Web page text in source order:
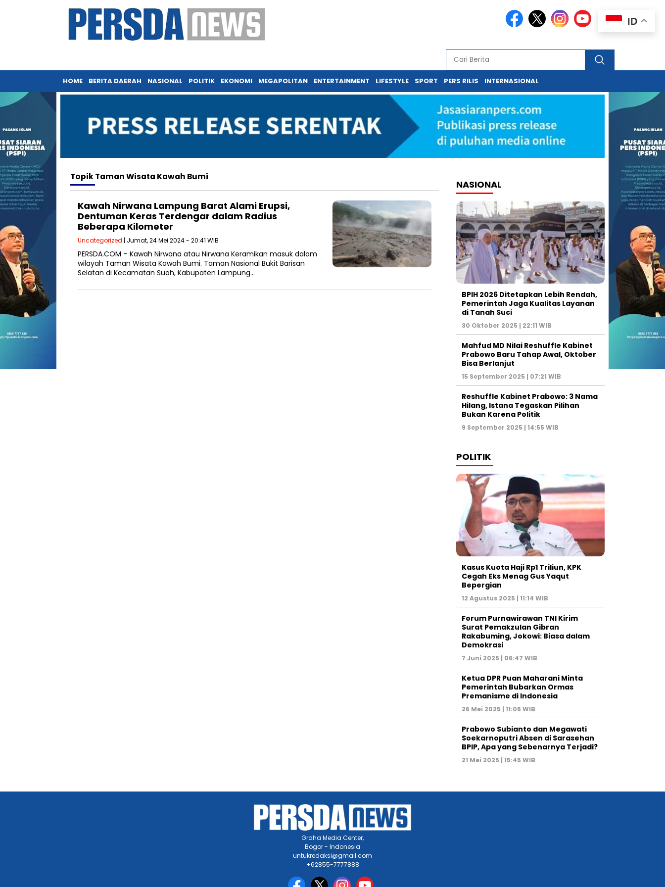
HOME BERITA DAERAH NASIONAL POLITIK EKONOMI MEGAPOLITAN ENTERTAINMENT LIFESTYLE SPORT PERS RILIS INTERNASIONAL
TopikTaman Wisata Kawah Bumi
Kawah Nirwana Lampung Barat Alami Erupsi,
Dentuman Keras Terdengar dalam Radius
Beberapa Kilometer
Uncategorized | Jumat, 24 Mei 2024 - 20:41 WIB
PERSDA.COM – Kawah Nirwana atau Nirwana Keramikan masuk dalam
wilayah Taman Wisata Kawah Bumi. Taman Nasional Bukit Barisan
Selatan di Kecamatan Suoh, Kabupaten Lampung…
NASIONAL
BPIH 2026 Ditetapkan Lebih Rendah,
Pemerintah Jaga Kualitas Layanan
di Tanah Suci
30 Oktober 2025 | 22:11 WIB
Mahfud MD Nilai Reshuffle Kabinet
Prabowo Baru Tahap Awal, Oktober
Bisa Berlanjut
15 September 2025 | 07:21 WIB
Reshuffle Kabinet Prabowo: 3 Nama
Hilang, Istana Tegaskan Pilihan
Bukan Karena Politik
9 September 2025 | 14:55 WIB
POLITIK
Kasus Kuota Haji Rp1 Triliun, KPK
Cegah Eks Menag Gus Yaqut
Bepergian
12 Agustus 2025 | 11:14 WIB
Forum Purnawirawan TNI Kirim
Surat Pemakzulan Gibran
Rakabuming, Jokowi: Biasa dalam
Demokrasi
7 Juni 2025 | 06:47 WIB
Ketua DPR Puan Maharani Minta
Pemerintah Bubarkan Ormas
Premanisme di Indonesia
26 Mei 2025 | 11:06 WIB
Prabowo Subianto dan Megawati
Soekarnoputri Absen di Sarasehan
BPIP, Apa yang Sebenarnya Terjadi?
21 Mei 2025 | 15:45 WIB
ID
Graha Media Center,
Bogor - Indonesia
untukredaksi@gmail.com
+62855-7777888